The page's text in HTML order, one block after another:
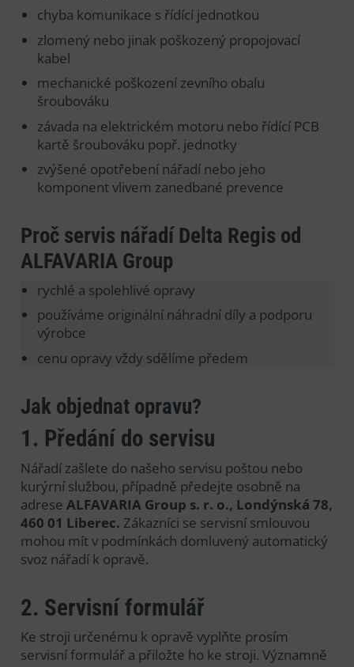
chyba komunikace s řídící jednotkou
zlomený nebo jinak poškozený propojovací
kabel
mechanické poškození zevního obalu
šroubováku
závada na elektrickém motoru nebo řídící PCB
kartě šroubováku popř. jednotky
zvýšené opotřebení nářadí nebo jeho
komponent vlivem zanedbané prevence
Proč servis nářadí Delta Regis od
ALFAVARIA Group
rychlé a spolehlivé opravy
používáme originální náhradní díly a podporu
výrobce
cenu opravy vždy sdělíme předem
Jak objednat opravu?
1. Předání do servisu
Nářadí zašlete do našeho servisu poštou nebo
kurýrní službou, případně předejte osobně na
adrese ALFAVARIA Group s. r. o., Londýnská 78,
460 01 Liberec. Zákazníci se servisní smlouvou
mohou mít v podmínkách domluvený automatický
svoz nářadí k opravě.
2. Servisní formulář
Ke stroji určenému k opravě vyplňte prosím
servisní formulář a přiložte ho ke stroji. Významně